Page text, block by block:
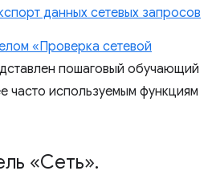
данных сетевых запросов
«Проверка сетевой
пошаговый обучающий
часто используемым функциям
«Сеть».